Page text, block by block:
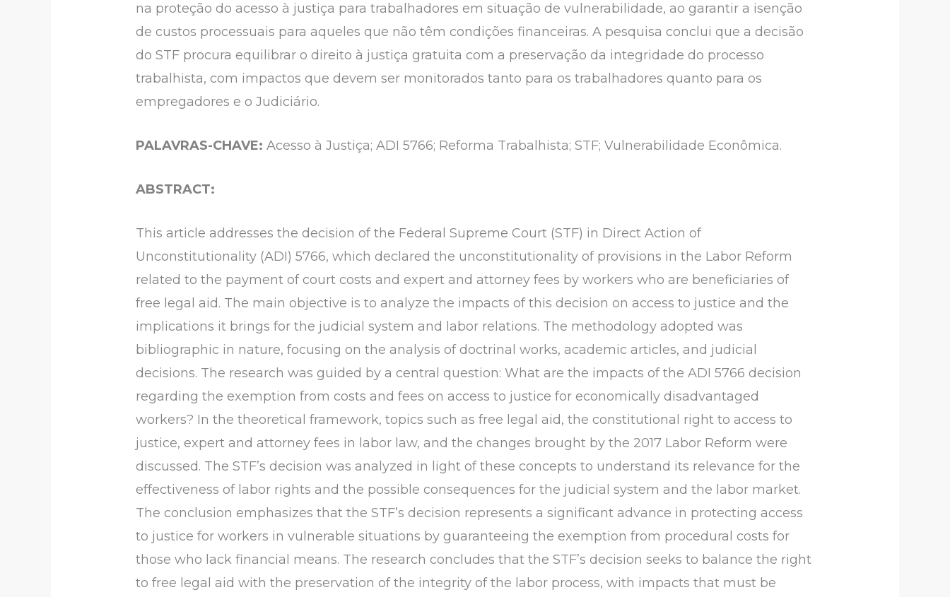
na proteção do acesso à justiça para trabalhadores em situação de vulnerabilidade, ao garantir a isenção
de custos processuais para aqueles que não têm condições financeiras. A pesquisa conclui que a decisão
do STF procura equilibrar o direito à justiça gratuita com a preservação da integridade do processo
trabalhista, com impactos que devem ser monitorados tanto para os trabalhadores quanto para os
empregadores e o Judiciário.
PALAVRAS-CHAVE: Acesso à Justiça; ADI 5766; Reforma Trabalhista; STF; Vulnerabilidade Econômica.
ABSTRACT:
This article addresses the decision of the Federal Supreme Court (STF) in Direct Action of
Unconstitutionality (ADI) 5766, which declared the unconstitutionality of provisions in the Labor Reform
related to the payment of court costs and expert and attorney fees by workers who are beneficiaries of
free legal aid. The main objective is to analyze the impacts of this decision on access to justice and the
implications it brings for the judicial system and labor relations. The methodology adopted was
bibliographic in nature, focusing on the analysis of doctrinal works, academic articles, and judicial
decisions. The research was guided by a central question: What are the impacts of the ADI 5766 decision
regarding the exemption from costs and fees on access to justice for economically disadvantaged
workers? In the theoretical framework, topics such as free legal aid, the constitutional right to access to
justice, expert and attorney fees in labor law, and the changes brought by the 2017 Labor Reform were
discussed. The STF’s decision was analyzed in light of these concepts to understand its relevance for the
effectiveness of labor rights and the possible consequences for the judicial system and the labor market.
The conclusion emphasizes that the STF’s decision represents a significant advance in protecting access
to justice for workers in vulnerable situations by guaranteeing the exemption from procedural costs for
those who lack financial means. The research concludes that the STF’s decision seeks to balance the right
to free legal aid with the preservation of the integrity of the labor process, with impacts that must be